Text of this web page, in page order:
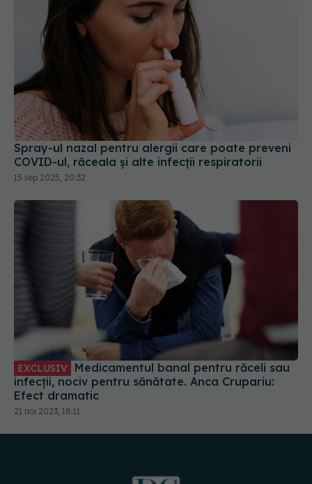
Spray-ul nazal pentru alergii care poate preveni
COVID-ul, răceala și alte infecții respiratorii
15 sep 2025, 20:32
EXCLUSIV Medicamentul banal pentru răceli sau
infecții, nociv pentru sănătate. Anca Crupariu:
Efect dramatic
21 noi 2023, 18:11